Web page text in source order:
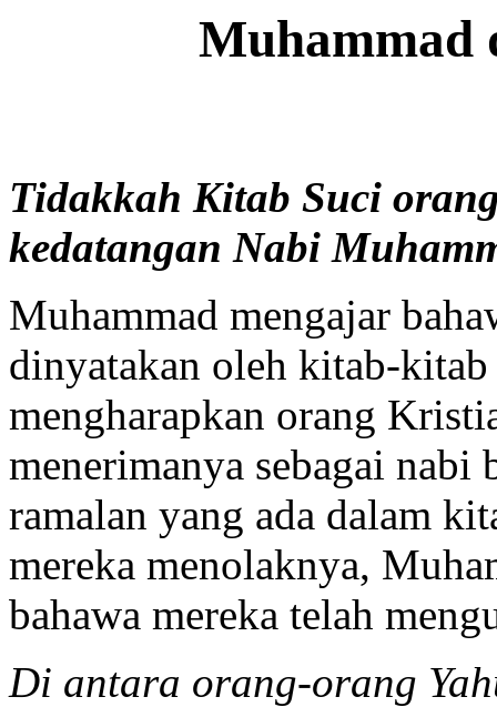
Muhammad
Tidakkah Kitab Suci
kedatangan Nabi
Muhammad mengajar
dinyatakan oleh kitab-
mengharapkan orang
menerimanya sebagai nabi
ramalan yang ada dalam
mereka menolaknya,
bahawa mereka telah
Di antara orang-orang